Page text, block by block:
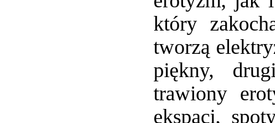
który
tworzą
piękny,
trawiony
ekspaci,